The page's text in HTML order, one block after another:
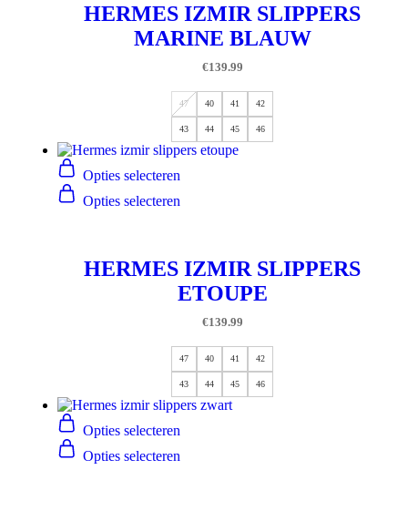
HERMES IZMIR SLIPPERS
MARINE BLAUW
€139.99
47 40 41 42
43 44 45 46
Opties selecteren
Opties selecteren
HERMES IZMIR SLIPPERS
ETOUPE
€139.99
47 40 41 42
43 44 45 46
Opties selecteren
Opties selecteren